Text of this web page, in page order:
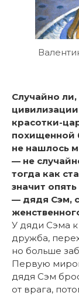
Случайно
красотки-
похищенной
не нашлось
— не
тогда как
значит
— дядя Сэм,
У дяди Сэма
дружба,
но больше
Первую
дядя Сэм
от врага,